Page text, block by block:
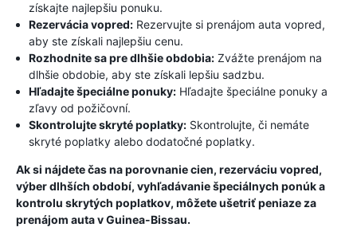
získajte najlepšiu ponuku.
Rezervácia vopred: Rezervujte si prenájom auta vopred,
aby ste získali najlepšiu cenu.
Rozhodnite sa pre dlhšie obdobia: Zvážte prenájom na
dlhšie obdobie, aby ste získali lepšiu sadzbu.
Hľadajte špeciálne ponuky: Hľadajte špeciálne ponuky a
zľavy od požičovní.
Skontrolujte skryté poplatky: Skontrolujte, či nemáte
skryté poplatky alebo dodatočné poplatky.
Ak si nájdete čas na porovnanie cien, rezerváciu vopred,
výber dlhších období, vyhľadávanie špeciálnych ponúk a
kontrolu skrytých poplatkov, môžete ušetriť peniaze za
prenájom auta v Guinea-Bissau.